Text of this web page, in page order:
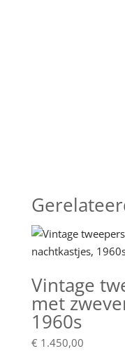
Vintage
met
1960s
€ 1.450,00